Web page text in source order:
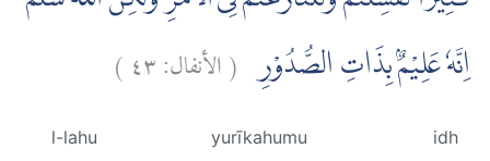
اِنَّهٗ عَلِيْمٌۢ بِذَاتِ الصُّدُوْرِ (الأنفال:٤٣)
idh
yurīkahumu
l-lahu